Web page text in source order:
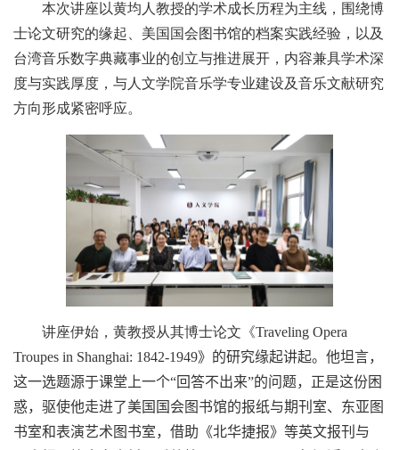
本次讲座以黄均人教授的学术成长历程为主线，围绕博
士论文研究的缘起、美国国会图书馆的档案实践经验，以及
台湾音乐数字典藏事业的创立与推进展开，内容兼具学术深
度与实践厚度，与人文学院音乐学专业建设及音乐文献研究
方向形成紧密呼应。
讲座伊始，黄教授从其博士论文《Traveling Opera
Troupes in Shanghai: 1842-1949》的研究缘起讲起。他坦言，
这一选题源于课堂上一个“回答不出来”的问题，正是这份困
惑，驱使他走进了美国国会图书馆的报纸与期刊室、东亚图
书室和表演艺术图书室，借助《北华捷报》等英文报刊与